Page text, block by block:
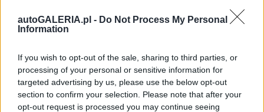
autoGALERIA.pl - Do Not Process My Personal
Information
If you wish to opt-out of the sale, sharing to third parties, or
processing of your personal or sensitive information for
targeted advertising by us, please use the below opt-out
section to confirm your selection. Please note that after your
opt-out request is processed you may continue seeing